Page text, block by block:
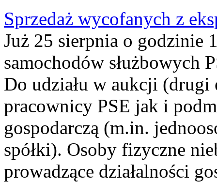
Sprzedaż wycofanych z
Już 25 sierpnia o godzinie
samochodów służbowych
Do udziału w aukcji (drugi
pracownicy PSE jak i
gospodarczą (m.in.
spółki). Osoby fizyczne
prowadzące działalności